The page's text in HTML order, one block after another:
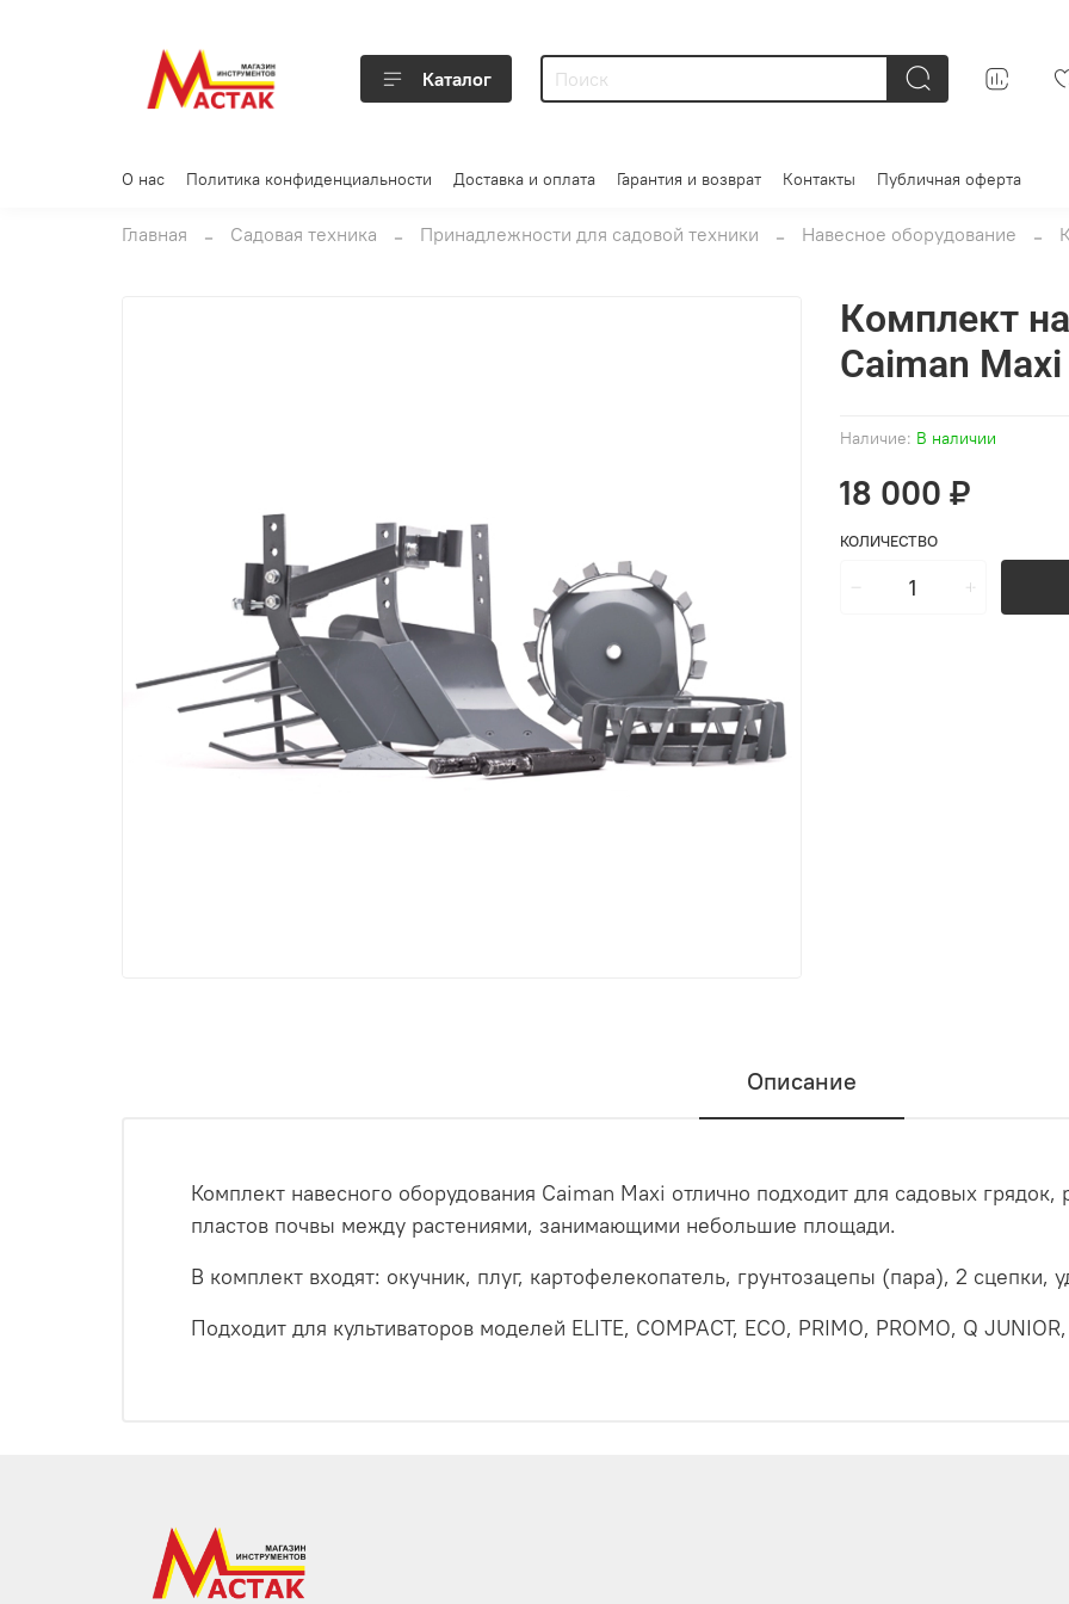
Каталог
О нас Политика конфиденциальности Доставка и оплата Гарантия и возврат Контакты Публичная оферта
Главная Садовая техника Принадлежности для садовой техники Навесное оборудование
Наличие: В наличии
Комплект
Caiman Maxi
18 000 ₽
КОЛИЧЕСТВО
Описание
Комплект навесного оборудования Caiman Maxi отлично подходит для садовых
пластов почвы между растениями, занимающими небольшие площади.
В комплект входят: окучник, плуг, картофелекопатель, грунтозацепы (пара), 2 сцепки,
Подходит для культиваторов моделей ELITE, COMPACT, ECO, PRIMO, PROMO, Q